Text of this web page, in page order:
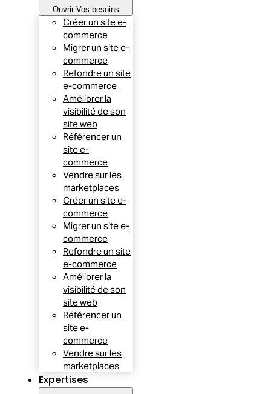
Ouvrir Vos besoins
Créer un site e-
commerce
Migrer un site e-
commerce
Refondre un site
e-commerce
Améliorer la
visibilité de son
site web
Référencer un
site e-
commerce
Vendre sur les
marketplaces
Créer un site e-
commerce
Migrer un site e-
commerce
Refondre un site
e-commerce
Améliorer la
visibilité de son
site web
Référencer un
site e-
commerce
Vendre sur les
marketplaces
Expertises